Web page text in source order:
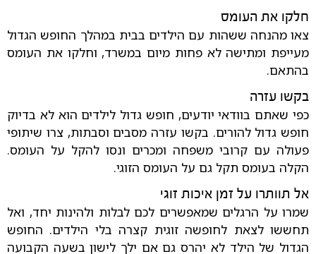
חלקו את העומס
צאו מהנחה ששהות עם הילדים בבית במהלך החופש הגדול
מעייפת ומתישה לא פחות מיום במשרד, וחלקו את העומס
בהתאם.
בקשו עזרה
כפי שאתם בוודאי יודעים, חופש גדול לילדים הוא לא בדיוק
חופש גדול להורים. בקשו עזרה מסבים וסבתות, צרו שיתופי
פעולה עם קרובי משפחה ומכרים ונסו להקל על העומס.
הקלה בעומס תקל גם על העומס הזוגי.
אל תוותרו על זמן איכות זוגי
שמרו על הרגלים שמאפשרים לכם לבלות ולהינות יחד, ואל
תחששו לצאת לחופשה זוגית קצרה בלי הילדים. החופש
הגדול של הילד לא יהרס גם אם ילך לישון בשעה הקבועה